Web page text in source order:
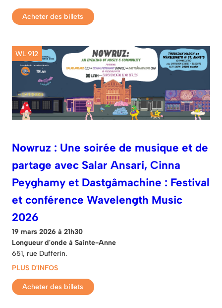
Acheter des billets
WL 912
Nowruz : Une soirée de musique et de
partage avec Salar Ansari, Cinna
Peyghamy et Dastgâmachine : Festival
et conférence Wavelength Music
2026
19 mars 2026 à 21h30
Longueur d'onde à Sainte-Anne
651, rue Dufferin.
PLUS D'INFOS
Acheter des billets